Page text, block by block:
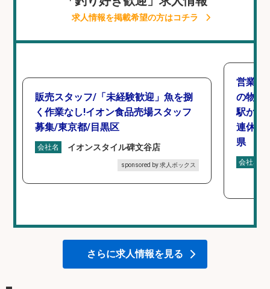
求人情報を掲載希望の方はコチラ
販売スタッフ/「未経験歓迎」魚を捌
く作業なし!イオン食品売場スタッフ
募集/東京都/目黒区
会社名 イオンスタイル碑文谷店
sponsored by 求人ボックス
営業事
の物流
駅から
連休あ
県
会社名
さらに求人情報を見る